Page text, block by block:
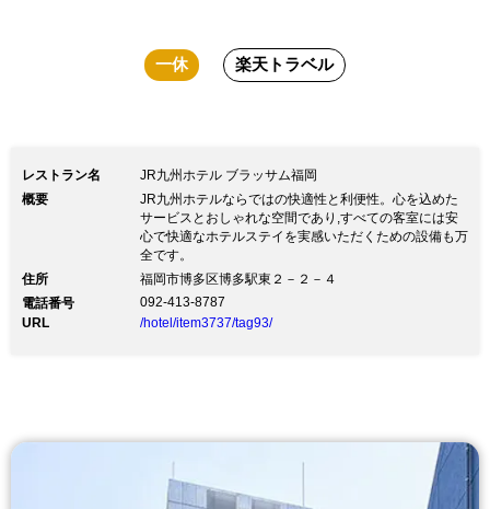
一休 楽天トラベル
レストラン名
JR九州ホテル ブラッサム福岡
概要
JR九州ホテルならではの快適性と利便性。心を込めた
サービスとおしゃれな空間であり,すべての客室には安
心で快適なホテルステイを実感いただくための設備も万
全です。
住所
福岡市博多区博多駅東２－２－４
電話番号
092-413-8787
URL
/hotel/item3737/tag93/